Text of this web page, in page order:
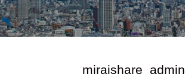
miraishare_admin
ABOUT